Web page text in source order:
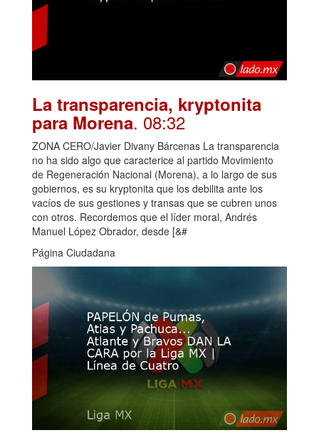
La transparencia, kryptonita
para Morena. 08:32
ZONA CERO/Javier Divany Bárcenas La transparencia
no ha sido algo que caracterice al partido Movimiento
de Regeneración Nacional (Morena), a lo largo de sus
gobiernos, es su kryptonita que los debilita ante los
vacíos de sus gestiones y transas que se cubren unos
con otros. Recordemos que el líder moral, Andrés
Manuel López Obrador, desde [&#
Página Ciudadana